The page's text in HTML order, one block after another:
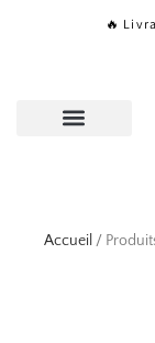
🔥
Accueil /